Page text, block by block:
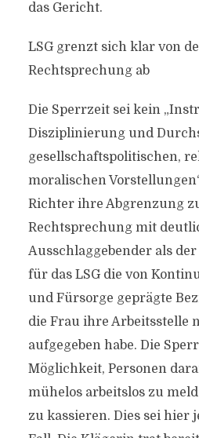
das Gericht.
LSG grenzt sich klar von
Rechtsprechung ab
Die Sperrzeit sei kein
Disziplinierung und
gesellschaftspolitischen,
moralischen
Richter ihre Abgrenzung
Rechtsprechung mit
Ausschlaggebender als
für das LSG die von
und Fürsorge geprägte
die Frau ihre Arbeitsstelle
aufgegeben habe. Die
Möglichkeit, Personen
mühelos arbeitslos zu
zu kassieren. Dies sei hier